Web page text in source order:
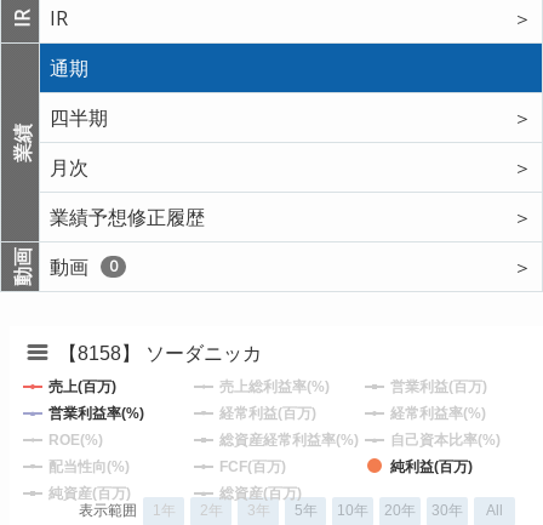
IR IR ＞
業績
通期
四半期
＞
月次
＞
業績予想修正履歴
＞
動画 動画 0 ＞
【8158】 ソーダニッカ
表示範囲 1年 2年 3年 5年 10年 20年 30年 All
売上(百万) 売上総利益率(%)
営業利益(百万)
営業利益率(%)
経常利益(百万)
経常利益率(%)
ROE(%)
総資産経常利益率(%)
自己資本比率(%)
配当性向(%)
FCF(百万)
純利益(百万)
純資産(百万)
総資産(百万)